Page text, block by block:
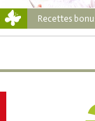
Recettes